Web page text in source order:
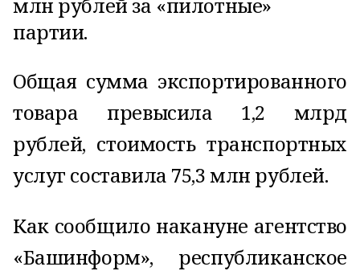
партии.
Общая сумма экспортированного
товара превысила 1,2 млрд
рублей, стоимость транспортных
услуг составила 75,3 млн рублей.
Как сообщило накануне агентство
«Башинформ», республиканское